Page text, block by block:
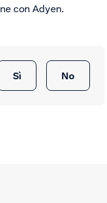
con Adyen.
Sì No